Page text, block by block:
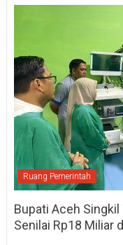
Ruang Pemerintah
Bupati Aceh
Senilai Rp18 Miliar